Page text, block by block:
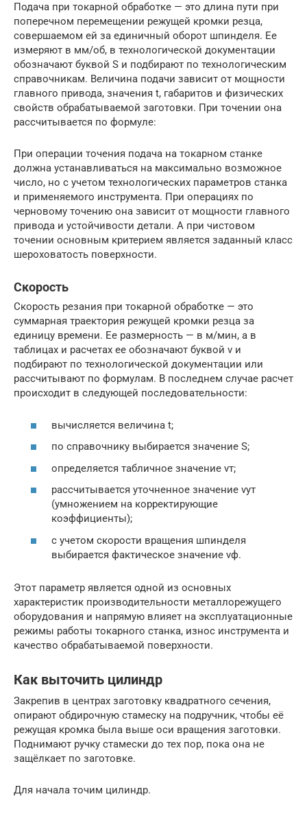
Подача при токарной обработке — это длина пути при
поперечном перемещении режущей кромки резца,
совершаемом ей за единичный оборот шпинделя. Ее
измеряют в мм/об, в технологической документации
обозначают буквой S и подбирают по технологическим
справочникам. Величина подачи зависит от мощности
главного привода, значения t, габаритов и физических
свойств обрабатываемой заготовки. При точении она
рассчитывается по формуле:
При операции точения подача на токарном станке
должна устанавливаться на максимально возможное
число, но с учетом технологических параметров станка
и применяемого инструмента. При операциях по
черновому точению она зависит от мощности главного
привода и устойчивости детали. А при чистовом
точении основным критерием является заданный класс
шероховатость поверхности.
Скорость
Скорость резания при токарной обработке — это
суммарная траектория режущей кромки резца за
единицу времени. Ее размерность — в м/мин, а в
таблицах и расчетах ее обозначают буквой v и
подбирают по технологической документации или
рассчитывают по формулам. В последнем случае расчет
происходит в следующей последовательности:
вычисляется величина t;
по справочнику выбирается значение S;
определяется табличное значение vт;
рассчитывается уточненное значение vут
(умножением на корректирующие
коэффициенты);
с учетом скорости вращения шпинделя
выбирается фактическое значение vф.
Этот параметр является одной из основных
характеристик производительности металлорежущего
оборудования и напрямую влияет на эксплуатационные
режимы работы токарного станка, износ инструмента и
качество обрабатываемой поверхности.
Как выточить цилиндр
Закрепив в центрах заготовку квадратного сечения,
опирают обдирочную стамеску на подручник, чтобы её
режущая кромка была выше оси вращения заготовки.
Поднимают ручку стамески до тех пор, пока она не
защёлкает по заготовке.
Для начала точим цилиндр.